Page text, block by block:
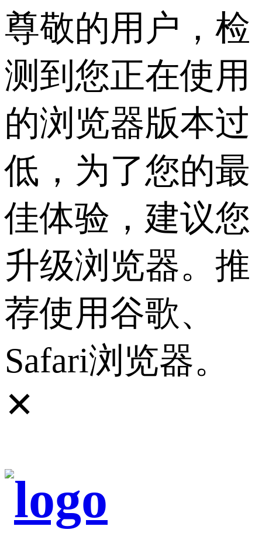
尊敬的用户，检
测到您正在使用
的浏览器版本过
低，为了您的最
佳体验，建议您
升级浏览器。推
荐使用谷歌、
Safari浏览器。
✕